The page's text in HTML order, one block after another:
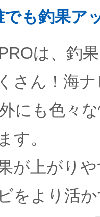
も釣果ア
は、釣
さん！海
にも色々
す。
が上がり
をより活